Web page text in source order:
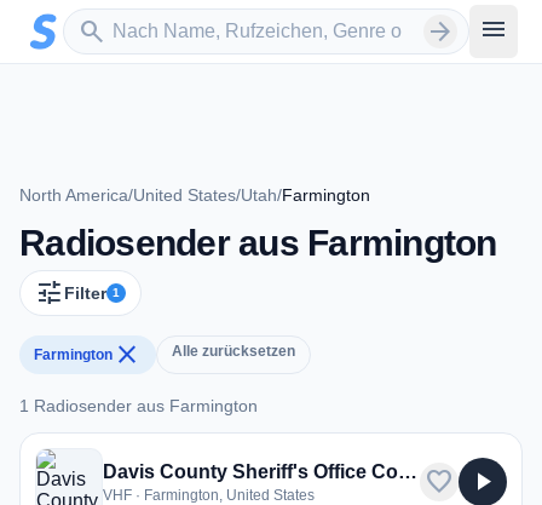
Zum Hauptinhalt springen
search
Sender suchen arrow_forward menu
North America/United States/Utah/Farmington
Radiosender aus Farmington
tune Filter 1
Farmington close Alle zurücksetzen
1 Radiosender aus Farmington
1 Radiosender aus Farmington
Davis County Sheriff's Office Communications Center
VHF · Farmington, United States favorite play_arrow